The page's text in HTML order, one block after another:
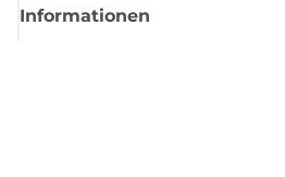
Informationen